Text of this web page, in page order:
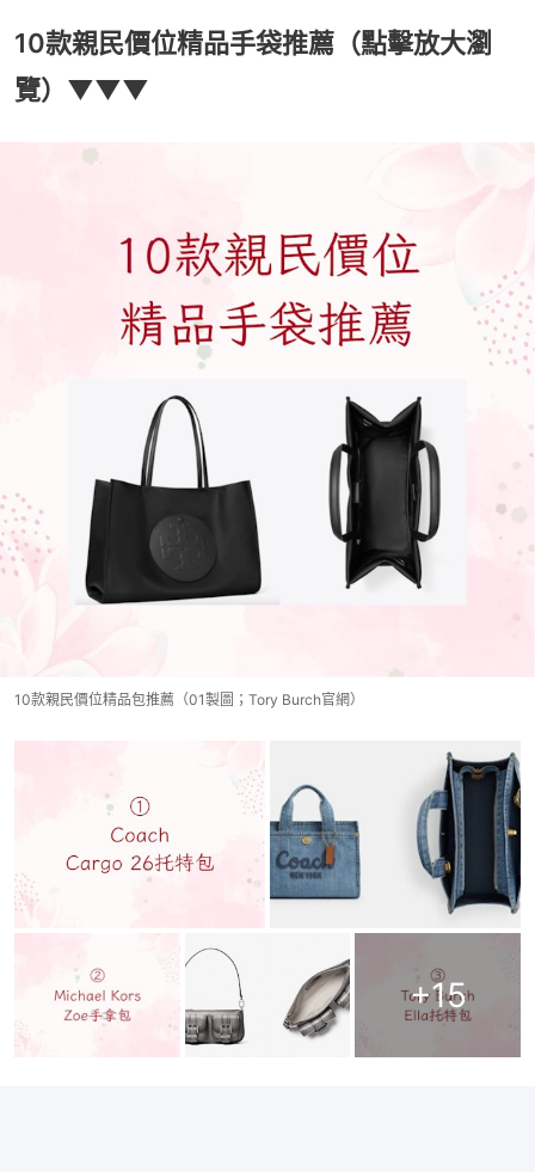
10款親民價位精品手袋推薦（點擊放大瀏
覽）▼▼▼
10款親民價位精品包推薦（01製圖；Tory Burch官網）
+15